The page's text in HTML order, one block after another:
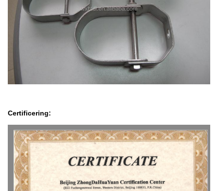
Certificering: